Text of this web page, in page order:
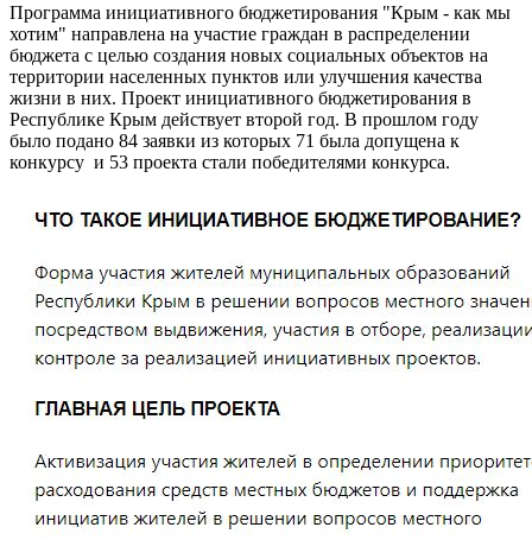
Программа инициативного бюджетирования "Крым - как мы
хотим" направлена на участие граждан в распределении
бюджета с целью создания новых социальных объектов на
территории населенных пунктов или улучшения качества
жизни в них. Проект инициативного бюджетирования в
Республике Крым действует второй год. В прошлом году
было подано 84 заявки из которых 71 была допущена к
конкурсу и 53 проекта стали победителями конкурса.